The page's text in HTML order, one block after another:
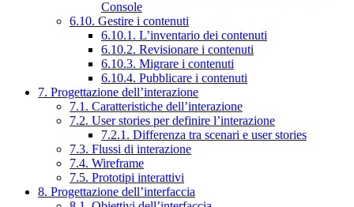
Console
6.10. Gestire i contenuti
6.10.1. L’inventario dei contenuti
6.10.2. Revisionare i contenuti
6.10.3. Migrare i contenuti
6.10.4. Pubblicare i contenuti
7. Progettazione dell’interazione
7.1. Caratteristiche dell’interazione
7.2. User stories per definire l’interazione
7.2.1. Differenza tra scenari e user stories
7.3. Flussi di interazione
7.4. Wireframe
7.5. Prototipi interattivi
8. Progettazione dell’interfaccia